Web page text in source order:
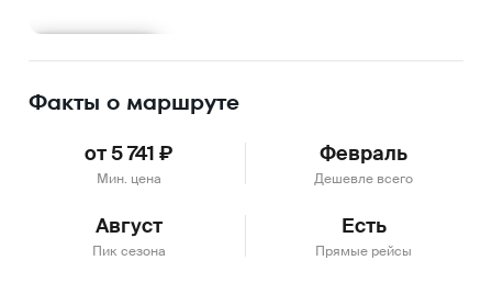
Факты о маршруте
от 5 741 ₽
Мин. цена
Февраль
Дешевле всего
Август
Пик сезона
Есть
Прямые рейсы